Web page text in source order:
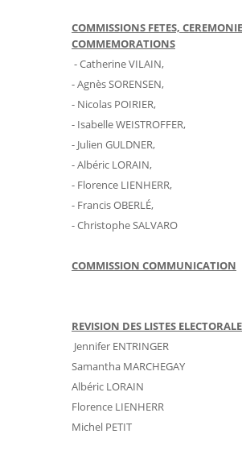
COMMISSIONS FETES,
COMMEMORATIONS
- Catherine VILAIN,
- Agnès SORENSEN,
- Nicolas POIRIER,
- Isabelle WEISTROFFER,
- Julien GULDNER,
- Albéric LORAIN,
- Florence LIENHERR,
- Francis OBERLÉ,
- Christophe SALVARO
COMMISSION COMMUNICATION
REVISION DES LISTES
Jennifer ENTRINGER
Samantha MARCHEGAY
Albéric LORAIN
Florence LIENHERR
Michel PETIT